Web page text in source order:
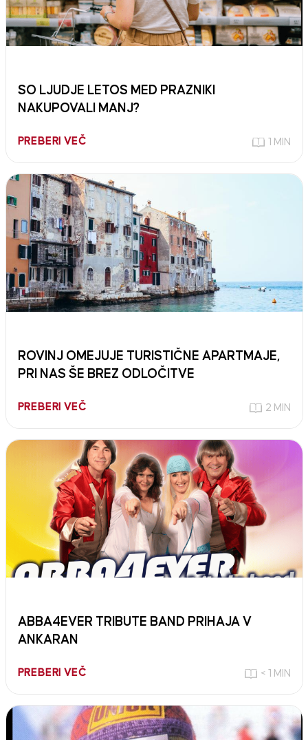
SO LJUDJE LETOS MED PRAZNIKI
NAKUPOVALI MANJ?
PREBERI VEČ 1 MIN
ROVINJ OMEJUJE TURISTIČNE APARTMAJE,
PRI NAS ŠE BREZ ODLOČITVE
PREBERI VEČ 2 MIN
ABBA4EVER TRIBUTE BAND PRIHAJA V
ANKARAN
PREBERI VEČ < 1 MIN